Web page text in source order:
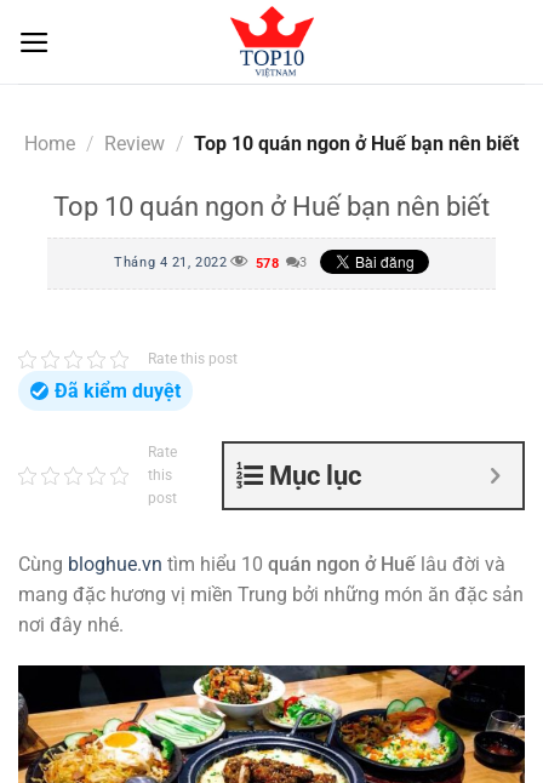
Home / Review / Top 10 quán ngon ở Huế bạn nên biết
Top 10 quán ngon ở Huế bạn nên biết
Tháng 4 21, 2022 578 3
Rate this post
Đã kiểm duyệt
Mục lục
Rate
this
post
Cùng bloghue.vn tìm hiểu 10 quán ngon ở Huế lâu đời và
mang đặc hương vị miền Trung bởi những món ăn đặc sản
nơi đây nhé.